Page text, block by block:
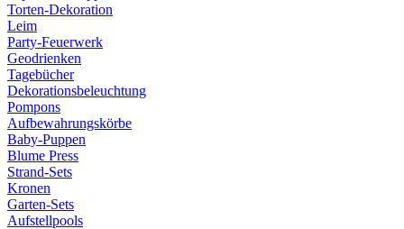
Torten-Dekoration
Leim
Party-Feuerwerk
Geodrienken
Tagebücher
Dekorationsbeleuchtung
Pompons
Aufbewahrungskörbe
Baby-Puppen
Blume Press
Strand-Sets
Kronen
Garten-Sets
Aufstellpools